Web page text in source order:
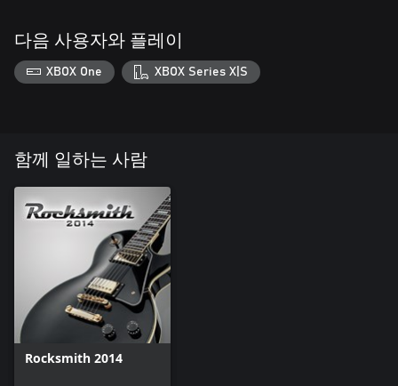
다음 사용자와 플레이
XBOX One XBOX Series X|S
함께 일하는 사람
Rocksmith 2014